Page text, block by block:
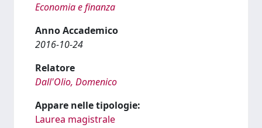
Economia e finanza
Anno Accademico
2016-10-24
Relatore
Dall'Olio, Domenico
Appare nelle tipologie:
Laurea magistrale